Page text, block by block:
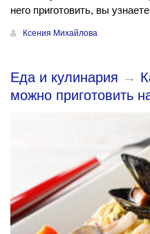
него приготовить, вы
Ксения Михайлова
Еда и кулинария →
можно приготовить